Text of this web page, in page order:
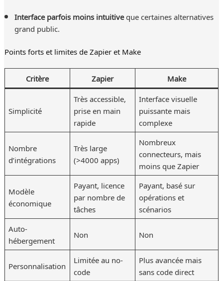
Interface parfois moins intuitiveque certaines alternatives
grand public.
Points forts et limites de Zapier et Make
Critère Zapier Make
Simplicité
Très accessible,
prise en main
rapide
Interface visuelle
puissante mais
complexe
Nombre
d’intégrations
Très large
(>4000 apps)
Nombreux
connecteurs, mais
moins que Zapier
Modèle
économique
Payant, licence
par nombre de
tâches
Payant, basé sur
opérations et
scénarios
Auto-
hébergement
Non Non
Personnalisation
Limitée au no-
code
Plus avancée mais
sans code direct